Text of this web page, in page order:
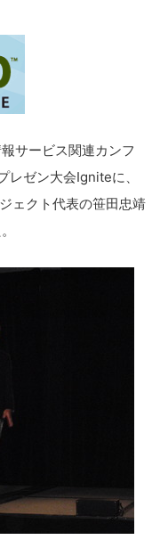
サービス関連カンフ
レゼン大会Igniteに、
ェクト代表の笹田忠靖